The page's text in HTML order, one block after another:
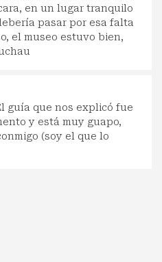
en un lugar tranquilo
pasar por esa falta
el museo estuvo bien,
guía que nos explicó fue
y está muy guapo,
(soy el que lo